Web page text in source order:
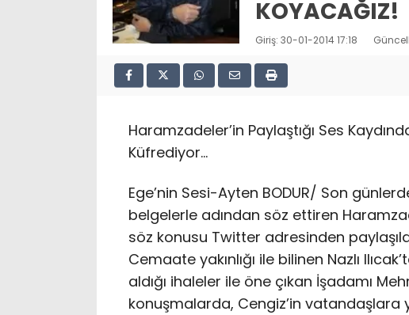
KOYACAĞIZ!
Giriş: 30-01-2014 17:18
Haramzadeler’in Paylaştığı Ses
Küfrediyor…
Ege’nin Sesi-Ayten BODUR/ Son
belgelerle adından söz ettiren
söz konusu Twitter adresinden
Cemaate yakınlığı ile bilinen Nazlı
aldığı ihaleler ile öne çıkan İşadamı
konuşmalarda, Cengiz’in